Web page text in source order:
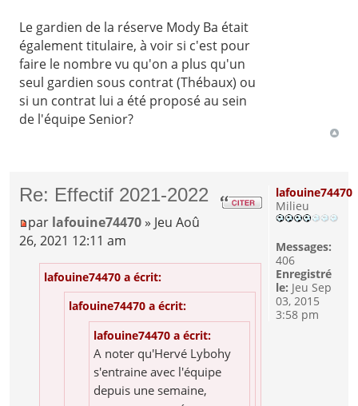
Le gardien de la réserve Mody Ba était
également titulaire, à voir si c'est pour
faire le nombre vu qu'on a plus qu'un
seul gardien sous contrat (Thébaux) ou
si un contrat lui a été proposé au sein
de l'équipe Senior?
Re: Effectif 2021-2022
par lafouine74470 » Jeu Aoû
26, 2021 12:11 am
lafouine74470 a écrit:
lafouine74470 a écrit:
lafouine74470 a écrit:
A noter qu'Hervé Lybohy
s'entraine avec l'équipe
depuis une semaine,
lafouine74470
Milieu
Messages:
406
Enregistré
le: Jeu Sep
03, 2015
3:58 pm